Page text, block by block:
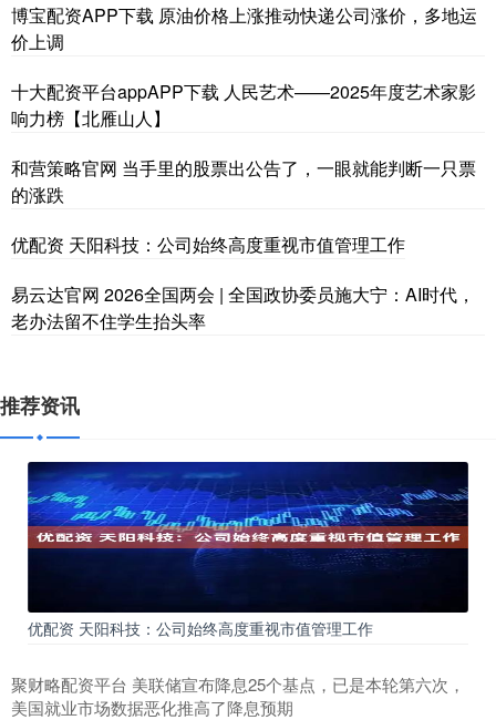
博宝配资APP下载 原油价格上涨推动快递公司涨价，多地运
价上调
十大配资平台appAPP下载 人民艺术——2025年度艺术家影
响力榜【北雁山人】
和营策略官网 当手里的股票出公告了，一眼就能判断一只票
的涨跌
优配资 天阳科技：公司始终高度重视市值管理工作
易云达官网 2026全国两会 | 全国政协委员施大宁：AI时代，
老办法留不住学生抬头率
推荐资讯
优配资 天阳科技：公司始终高度重视市值管理工作
聚财略配资平台 美联储宣布降息25个基点，已是本轮第六次，
美国就业市场数据恶化推高了降息预期